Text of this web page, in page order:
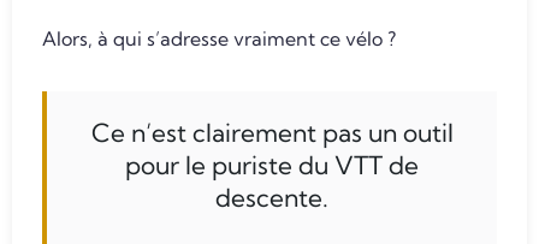
Alors, à qui s’adresse vraiment ce vélo ?
Ce n’est clairement pas un outil
pour le puriste du VTT de
descente.